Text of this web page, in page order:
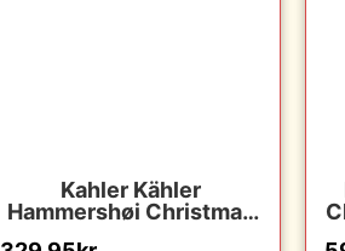
Kahler Kähler
Hammershøi Christmas